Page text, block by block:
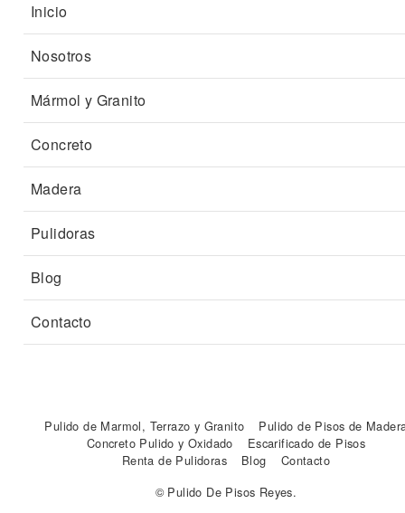
Inicio
Nosotros
Mármol y Granito
Concreto
Madera
Pulidoras
Blog
Contacto
Pulido de Marmol, Terrazo y Granito
Pulido de Pisos de
Concreto Pulido y Oxidado
Escarificado de Pisos
Renta de Pulidoras
Blog
Contacto
© Pulido De Pisos Reyes.